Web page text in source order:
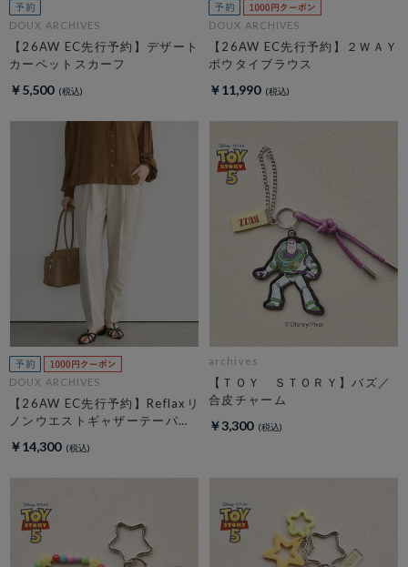
DOUX ARCHIVES
【26AW EC先行予約】デザート
カーペットスカーフ
￥5,500
DOUX ARCHIVES
【26AW EC先行予約】２ＷＡＹ
ボウタイブラウス
￥11,990
DOUX ARCHIVES
【26AW EC先行予約】Reflaxリ
ノンウエストギャザーテーパー
￥14,300
archives
【ＴＯＹ ＳＴＯＲＹ】バズ／
合皮チャーム
￥3,300